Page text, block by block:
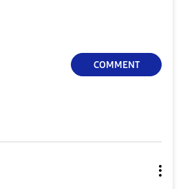
COMMENT